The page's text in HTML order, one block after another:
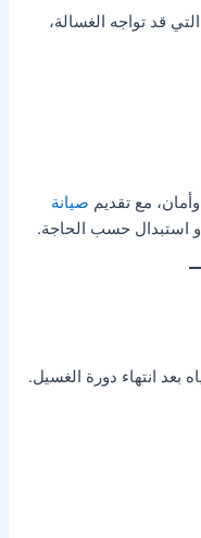
قد تواجه الغسالة،
مع تقديم صيانة
استبدال حسب الحاجة.
انتهاء دورة الغسيل.